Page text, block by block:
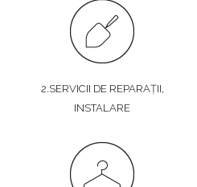
2.SERVICII DE REPARAȚII,
INSTALARE